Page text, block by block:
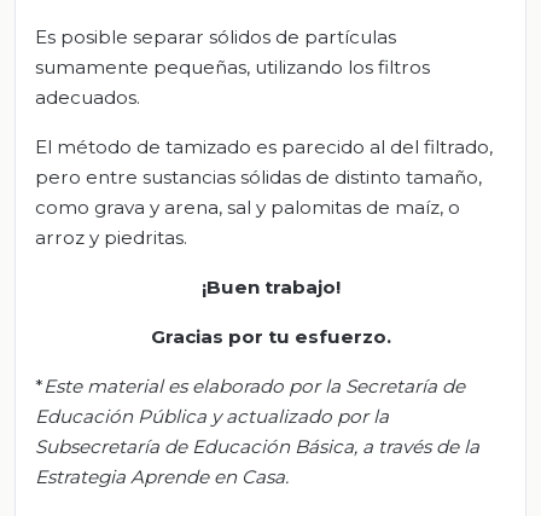
Es posible separar sólidos de partículas
sumamente pequeñas, utilizando los filtros
adecuados.
El método de tamizado es parecido al del filtrado,
pero entre sustancias sólidas de distinto tamaño,
como grava y arena, sal y palomitas de maíz, o
arroz y piedritas.
¡Buen trabajo!
Gracias por tu esfuerzo.
*Este material es elaborado por la Secretaría de
Educación Pública y actualizado por la
Subsecretaría de Educación Básica, a través de la
Estrategia Aprende en Casa.